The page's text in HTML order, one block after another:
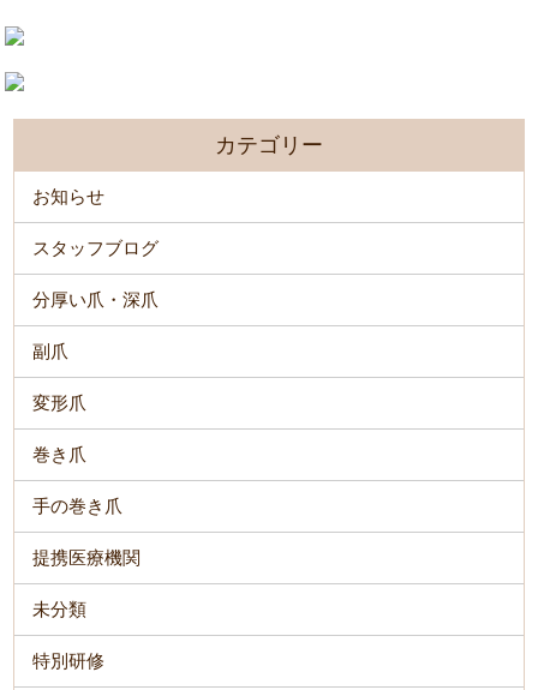
カテゴリー
お知らせ
スタッフブログ
分厚い爪・深爪
副爪
変形爪
巻き爪
手の巻き爪
提携医療機関
未分類
特別研修